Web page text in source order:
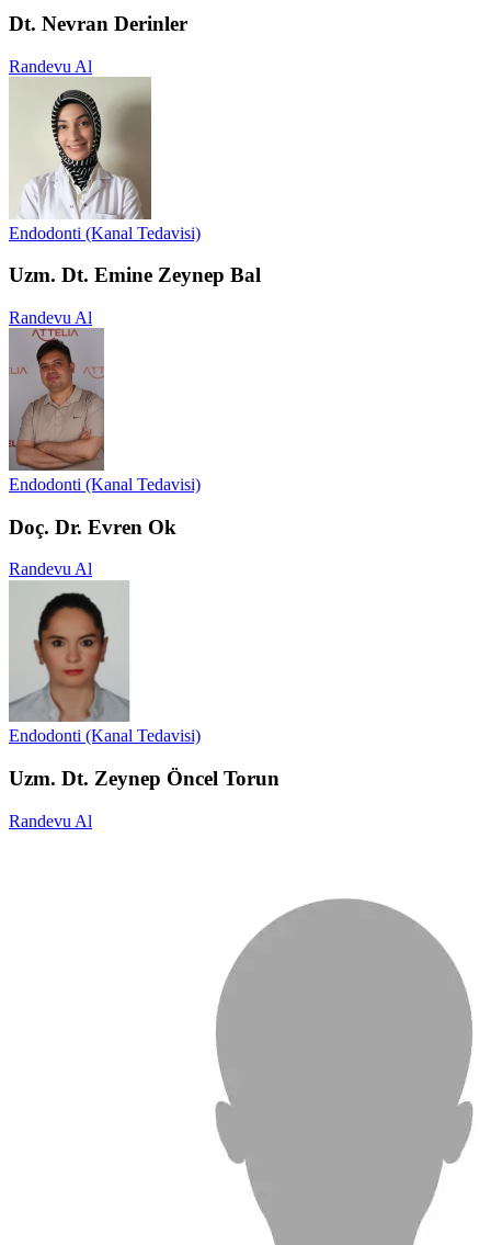
Dt. Nevran Derinler
Randevu Al
Endodonti (Kanal Tedavisi)
Uzm. Dt. Emine Zeynep Bal
Randevu Al
Endodonti (Kanal Tedavisi)
Doç. Dr. Evren Ok
Randevu Al
Endodonti (Kanal Tedavisi)
Uzm. Dt. Zeynep Öncel Torun
Randevu Al